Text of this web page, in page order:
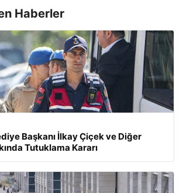
Haberler
Başkanı İlkay Çiçek ve Diğer
Tutuklama Kararı